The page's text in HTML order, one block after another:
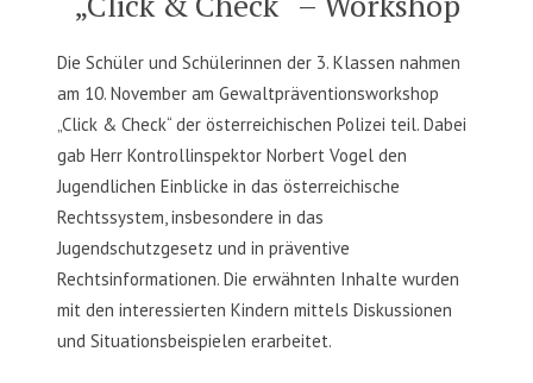
Die Schüler und Schülerinnen der 3. Klassen nahmen
am 10. November am Gewaltpräventionsworkshop
„Click & Check“ der österreichischen Polizei teil. Dabei
gab Herr Kontrollinspektor Norbert Vogel den
Jugendlichen Einblicke in das österreichische
Rechtssystem, insbesondere in das
Jugendschutzgesetz und in präventive
Rechtsinformationen. Die erwähnten Inhalte wurden
mit den interessierten Kindern mittels Diskussionen
und Situationsbeispielen erarbeitet.